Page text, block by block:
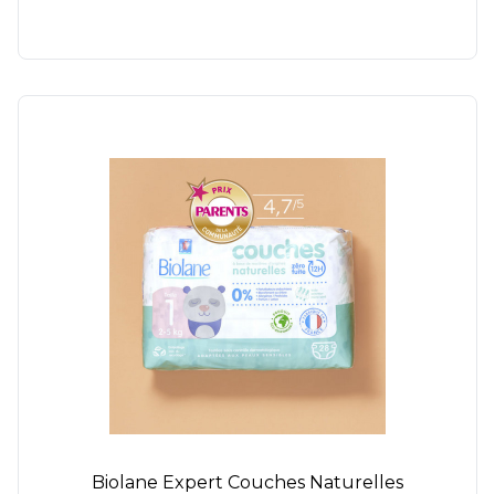
Biolane Expert Couches Naturelles